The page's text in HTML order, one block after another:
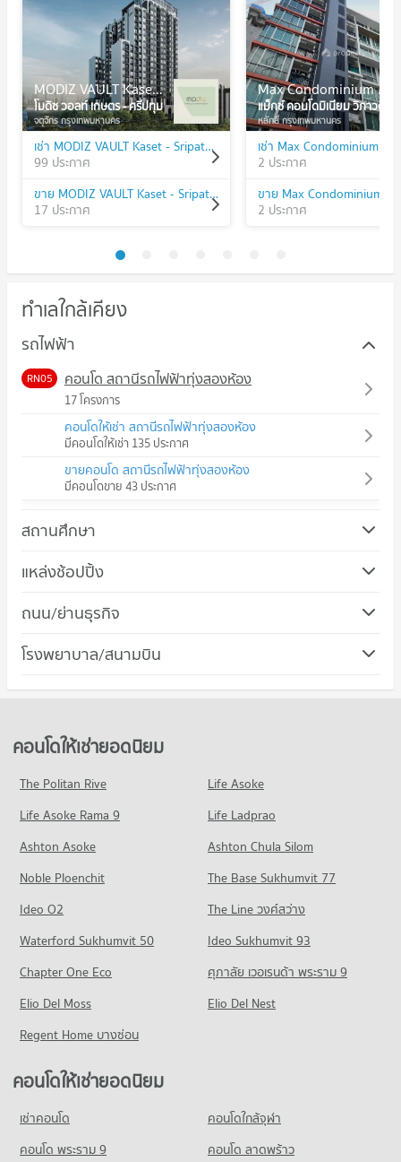
MODIZ VAULT Kaset - Sripatum
โมดิซ วอลท์ เกษตร - ศรีปทุม
จตุจักร กรุงเทพมหานคร
เช่า MODIZ VAULT Kaset - Sripatum
99 ประกาศ
ขาย MODIZ VAULT Kaset - Sripatum
17 ประกาศ
Max Condominium Vibhavadi
แม็กซ์ คอนโดมิเนียม วิภาวดี
หลักสี่ กรุงเทพมหานคร
เช่า Max Condominium
2 ประกาศ
ขาย Max Condominium
2 ประกาศ
ทำเลใกล้เคียง
รถไฟฟ้า
RN05 คอนโด สถานีรถไฟฟ้าทุ่งสองห้อง
17 โครงการ
คอนโดให้เช่า สถานีรถไฟฟ้าทุ่งสองห้อง
มีคอนโดให้เช่า 135 ประกาศ
ขายคอนโด สถานีรถไฟฟ้าทุ่งสองห้อง
มีคอนโดขาย 43 ประกาศ
สถานศึกษา
คอนโด ม.ศรีปทุม
คอนโดให้เช่า ม.ศรีปทุม
ขายคอนโด ม.ศรีปทุม
205 โครงการ
คอนโดให้เช่า วิทยาลัยเทคนิคการสัตวแพทย์
มีคอนโดให้เช่า 3,226 ประกาศ
มีคอนโดขาย 1,512 ประกาศ
คอนโด วิทยาลัยสิ่งแวดล้อม
538 โครงการ
คอนโดให้เช่า วิทยาลัยสิ่งแวดล้อม
มีคอนโดให้เช่า 11,401 ประกาศ
ขายคอนโด วิทยาลัยสิ่งแวดล้อม
มีคอนโดขาย 4,500 ประกาศ
คอนโด ม.ราชภัฏพระนคร
มีคอนโดให้เช่า 2,174 ประกาศ
ขายคอนโด ม.ราชภัฏพระนคร
มีคอนโดขาย 1,049 ประกาศ
คอนโด รร.สารวิทยา
แหล่งช้อปปิ้ง
คอนโด เดอะ มอลล์ งามวงศ์วาน
คอนโดให้เช่า เดอะ มอลล์ งามวงศ์วาน
คอนโด ตลาดพงษ์เพชร
มีคอนโดให้เช่า 982 ประกาศ
ขายคอนโด ตลาดพงษ์เพชร
251 โครงการ
คอนโดให้เช่า ตลาดอมรพันธ์
มีคอนโดขาย 2,270 ประกาศ
คอนโด ตลาดบางบัว
คอนโดให้เช่า ตลาดบางบัว
มีคอนโดให้เช่า 2,221 ประกาศ
มีคอนโดขาย 1,151 ประกาศ
ถนน/ย่านธุรกิจ
คอนโด เขตหลักสี่
คอนโดให้เช่า เขตหลักสี่
ขายคอนโด เขตหลักสี่
มีคอนโดขาย 424 ประกาศ
คอนโด ถนนกำแพงเพชร 6
73 โครงการ
คอนโดให้เช่า ถนนกำแพงเพชร 6
มีคอนโดให้เช่า 528 ประกาศ
ขายคอนโด ถนนกำแพงเพชร 6
มีคอนโดขาย 207 ประกาศ
คอนโด ถนนวิภาวดีรังสิต
มีคอนโดให้เช่า 17,643 ประกาศ
ขายคอนโด ถนนวิภาวดีรังสิต
มีคอนโดขาย 6,732 ประกาศ
คอนโด การไฟฟ้านครหลวง เขตบางเขน
มีคอนโดให้เช่า 3,024 ประกาศ
โรงพยาบาล/สนามบิน
คอนโด รพ.เมโย
คอนโดให้เช่า รพ.เมโย
มีคอนโดให้เช่า 7,152 ประกาศ
ขายคอนโด รพ.เมโย
192 โครงการ
คอนโดให้เช่า รพ.วิภาวดี
มีคอนโดขาย 1,606 ประกาศ
คอนโด รพ.นนทเวช
143 โครงการ
คอนโดให้เช่า รพ.นนทเวช
มีคอนโดให้เช่า 1,060 ประกาศ
ขายคอนโด รพ.นนทเวช
มีคอนโดขาย 717 ประกาศ
คอนโด รพ.จุฬาภรณ์
160 โครงการ
คอนโดให้เช่ายอดนิยม
The Politan Rive
Life Asoke
Life Asoke Rama 9
Life Ladprao
Ashton Asoke
Ashton Chula Silom
Noble Ploenchit
The Base Sukhumvit 77
Ideo O2
The Line วงศ์สว่าง
Waterford Sukhumvit 50
Ideo Sukhumvit 93
Chapter One Eco
ศุภาลัย เวอเรนด้า พระราม 9
Elio Del Moss
Elio Del Nest
Regent Home บางซ่อน
คอนโดให้เช่ายอดนิยม
เช่าคอนโด
คอนโดใกล้จุฬา
คอนโด พระราม 9
คอนโด ลาดพร้าว